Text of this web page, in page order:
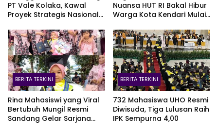
PT Vale Kolaka, Kawal
Proyek Strategis Nasional
Nuansa HUT RI Bakal Hibur
Warga Kota Kendari Mulai
BERITA TERKINI
Rina Mahasiswi yang Viral
Bertubuh Mungil Resmi
Sandang Gelar Sarjana
BERITA TERKINI
732 Mahasiswa UHO Resmi
Diwisuda, Tiga Lulusan Raih
IPK Sempurna 4,00